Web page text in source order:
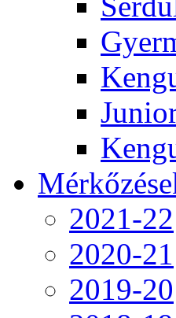
2021-22
2020-21
2019-20